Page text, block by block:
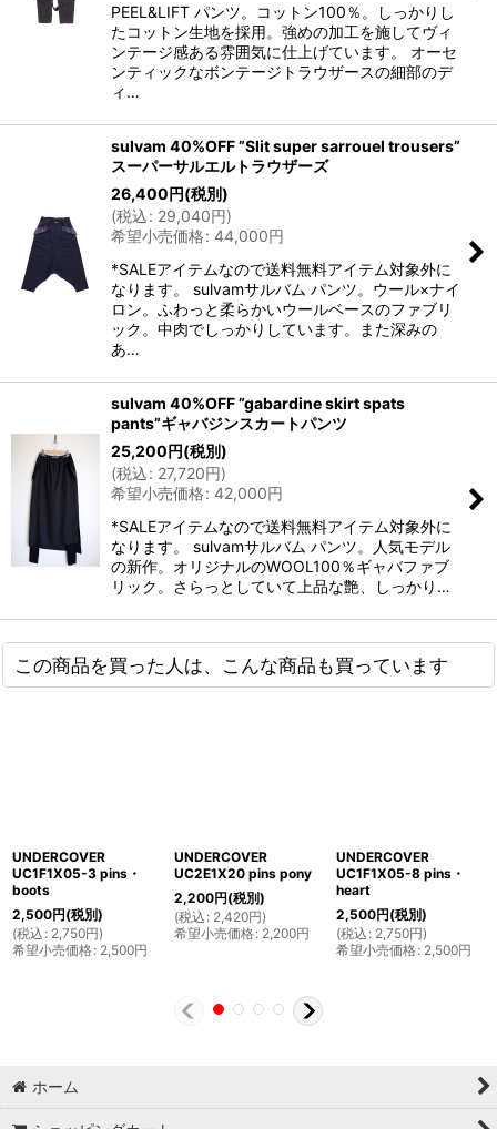
PEEL&LIFT パンツ。コットン100％。しっかりし
たコットン生地を採用。強めの加工を施してヴィ
ンテージ感ある雰囲気に仕上げています。 オーセ
ンティックなボンテージトラウザースの細部のデ
ィ…
sulvam 40%OFF ”Slit super sarrouel trousers”
スーパーサルエルトラウザーズ
26,400円(税別)
(税込: 29,040円)
希望小売価格: 44,000円
*SALEアイテムなので送料無料アイテム対象外に
なります。 sulvamサルバム パンツ。ウール×ナイ
ロン。ふわっと柔らかいウールベースのファブリ
ック。中肉でしっかりしています。また深みの
あ…
sulvam 40%OFF ”gabardine skirt spats
pants”ギャバジンスカートパンツ
25,200円(税別)
(税込: 27,720円)
希望小売価格: 42,000円
*SALEアイテムなので送料無料アイテム対象外に
なります。 sulvamサルバム パンツ。人気モデル
の新作。オリジナルのWOOL100％ギャバファブ
リック。さらっとしていて上品な艶、しっかり…
この商品を買った人は、こんな商品も買っています
UNDERCOVER
UC1F1X05-3 pins・
boots
2,500円(税別)
(税込 : 2,750円)
希望小売価格: 2,500円
UNDERCOVER
UC2E1X20 pins pony
2,200円(税別)
(税込 : 2,420円)
希望小売価格: 2,200円
UNDERCOVER
UC1F1X05-8 pins・
heart
2,500円(税別)
(税込 : 2,750円)
希望小売価格: 2,500円
ホーム